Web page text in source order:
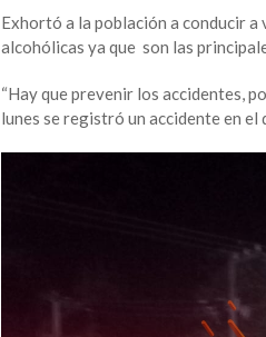
Exhortó a la población a conducir a
alcohólicas ya que son las
“Hay que prevenir los accidentes,
lunes se registró un accidente en